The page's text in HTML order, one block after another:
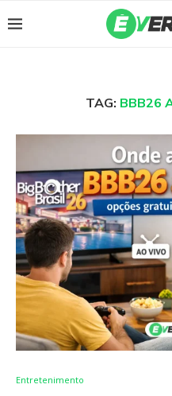
TAG: BBB26
Entretenimento